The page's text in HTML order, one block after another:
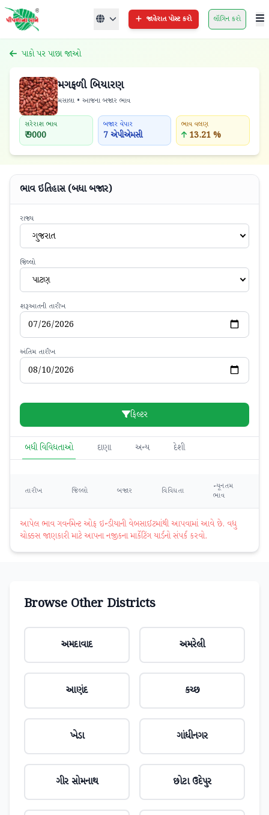
જાહેરાત પોસ્ટ કરો લૉગિન કરો
પાકો પર પાછા જાઓ
મગફળી બિયારણ
મસાલા • આજના બજાર ભાવ
સરેરાશ ભાવ
₹ 9000
બજાર વેપાર
7 એપીએમસી
ભાવ વલણ
13.21 %
ભાવ ઇતિહાસ (બધા બજાર)
રાજ્ય
ગુજરાત
જિલ્લો
પાટણ
શરૂઆતની તારીખ
અંતિમ તારીખ
ફિલ્ટર
બધી વિવિધતાઓ દાણા અન્ય દેશી
તારીખ જિલ્લો બજાર વિવિધતા
ન્યૂનતમ
ભાવ
આપેલ ભાવ ગવર્નમેન્ટ ઓફ ઇન્ડીયાની વેબસાઈટમાંથી આપવામાં આવે છે. વધુ
ચોક્કસ જાણકારી માટે આપના નજીકના માર્કેટિંગ યાર્ડનો સંપર્ક કરવો.
Browse Other Districts
અમદાવાદ અમરેલી
આણંદ કચ્છ
ખેડા ગાંધીનગર
ગીર સોમનાથ છોટા ઉદેપુર